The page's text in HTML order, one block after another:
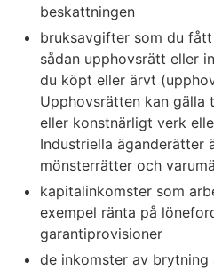
beskattningen
bruksavgifter som du
sådan upphovsrätt eller
du köpt eller ärvt
Upphovsrätten kan
eller konstnärligt verk
Industriella äganderätter
mönsterrätter och
kapitalinkomster som
exempel ränta på
garantiprovisioner
de inkomster av